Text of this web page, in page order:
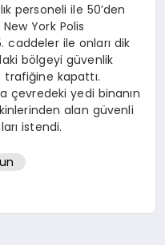
personeli ile 50’den
York Polis
caddeler ile onları dik
bölgeyi güvenlik
trafiğine kapattı.
çevredeki yedi binanın
alan güvenli
istendi.